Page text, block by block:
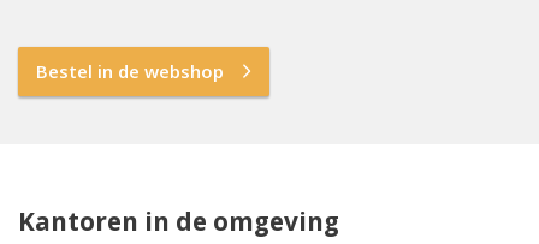
Bestel in de webshop
Kantoren in de omgeving